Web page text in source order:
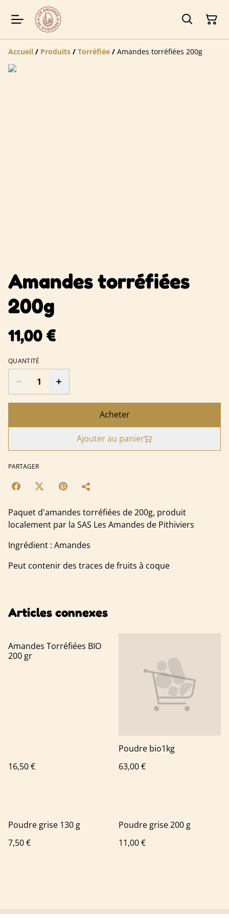
Accueil / Produits / Torréfiée / Amandes torréfiées 200g
Amandes torréfiées
200g
11,00 €
QUANTITÉ
Acheter
Ajouter au panier
PARTAGER
Paquet d'amandes torréfiées de 200g, produit
localement par la SAS Les Amandes de Pithiviers
Ingrédient : Amandes
Peut contenir des traces de fruits à coque
Articles connexes
Amandes Torréfiées BIO
200 gr
16,50 €
Poudre bio1kg
63,00 €
Poudre grise 130 g
7,50 €
Poudre grise 200 g
11,00 €